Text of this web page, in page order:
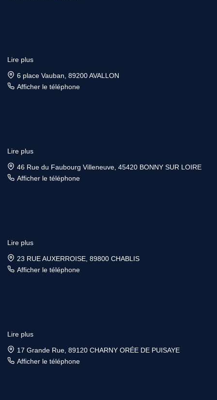
Lire plus
6 place Vauban, 89200 AVALLON
Afficher le téléphone
Lire plus
46 Rue du Faubourg Villeneuve, 45420 BONNY SUR LOIRE
Afficher le téléphone
Lire plus
23 RUE AUXERROISE, 89800 CHABLIS
Afficher le téléphone
Lire plus
17 Grande Rue, 89120 CHARNY ORÉE DE PUISAYE
Afficher le téléphone